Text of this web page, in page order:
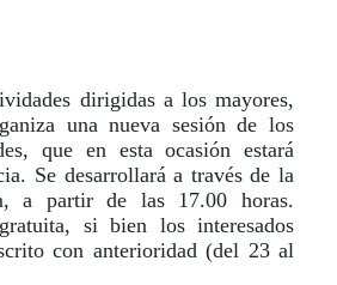
dirigidas a los mayores,
una nueva sesión de los
que en esta ocasión estará
Se desarrollará a través de la
a partir de las 17.00 horas.
si bien los interesados
con anterioridad (del 23 al